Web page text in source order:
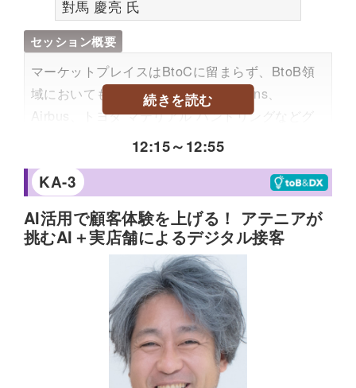
プロフィール
2010年入社。物流での受発注や電算業務等を経
験。その後、スーパーマーケットを中心に卸売営
業を経験（都内、埼玉、東北エリア）。2022年よ
り、主にECサイト運営企業への営業、自社ECス
トアの運営・商品仕入、ECビジネスソリュー
ションサービスの推進を担当。
對馬 慶亮 氏
セッション概要
マーケットプレイスはBtoCに留まらず、BtoB領
域においても普及しています。Siemens、
Airbus、トヨタ マテリアル ハンドリングなどグ
ローバルで450社以上が採用しているマーケット
Miraklより、マケプレの基本概念から、サプライ
特有の課題と解決方法を解説し、欧米トップ企業
の最新事例を紹介します。
業種：卸売・流通・製造・建設・インフラ
続きを読む
12:15～12:55
KA-3
AI活用で顧客体験を上げる！ アテニアが
挑むAI＋実店舗によるデジタル接客